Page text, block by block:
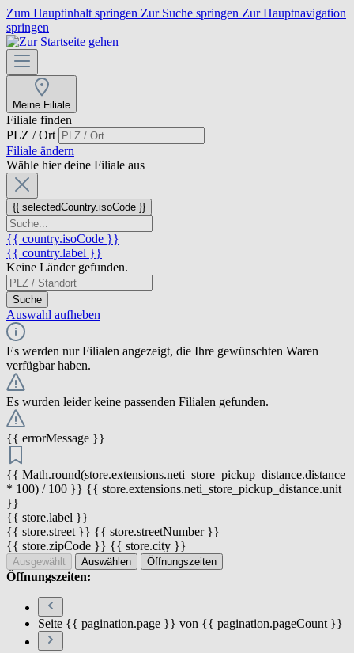
Zum Hauptinhalt springen Zur Suche springen Zur Hauptnavigation
springen
Meine Filiale
Filiale finden
PLZ / Ort
Filiale ändern
Wähle hier deine Filiale aus
{{ selectedCountry.isoCode }}
{{ country.isoCode }}
{{ country.label }}
Keine Länder gefunden.
Suche
Auswahl aufheben
Es werden nur Filialen angezeigt, die Ihre gewünschten Waren
verfügbar haben.
Es wurden leider keine passenden Filialen gefunden.
{{ errorMessage }}
{{ Math.round(store.extensions.neti_store_pickup_distance.distance
* 100) / 100 }} {{ store.extensions.neti_store_pickup_distance.unit
}}
{{ store.label }}
{{ store.street }} {{ store.streetNumber }}
{{ store.zipCode }} {{ store.city }}
Ausgewählt Auswählen Öffnungszeiten
Öffnungszeiten:
Seite {{ pagination.page }} von {{ pagination.pageCount }}